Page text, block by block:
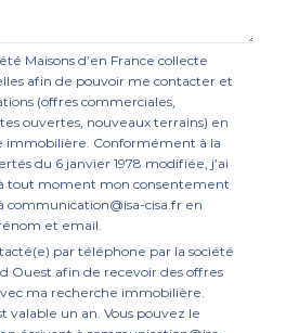
Maisons d’en France collecte
afin de pouvoir me contacter et
(offres commerciales,
ouvertes, nouveaux terrains) en
immobilière. Conformément à la
du 6 janvier 1978 modifiée, j’ai
tout moment mon consentement
communication@isa-cisa.fr en
et email.
par téléphone par la société
Ouest afin de recevoir des offres
ma recherche immobilière.
valable un an. Vous pouvez le